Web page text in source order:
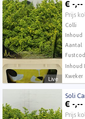
Live
€ -,--
Prijs
Colli
Inhoud
Aantal
Inhoud
Kweker
Eerst Inloggen
Soli
€ -,--
Prijs
Soli Carzan Glory
Eerst Inloggen